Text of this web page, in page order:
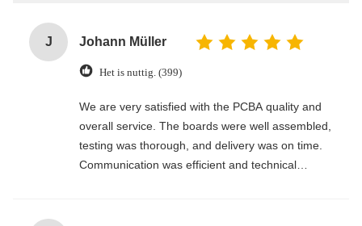
J Johann Müller
Het is nuttig. (399)
We are very satisfied with the PCBA quality and
overall service. The boards were well assembled,
testing was thorough, and delivery was on time.
Communication was efficient and technical